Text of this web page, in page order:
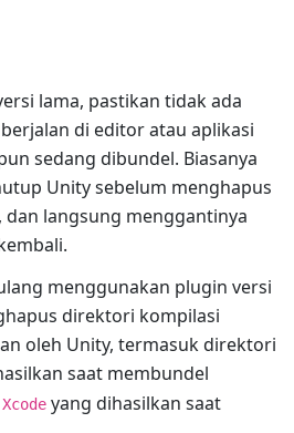
lama, pastikan tidak ada
di editor atau aplikasi
sedang dibundel. Biasanya
Unity sebelum menghapus
langsung menggantinya
menggunakan plugin versi
direktori kompilasi
oleh Unity, termasuk direktori
saat membundel
Xcode yang dihasilkan saat